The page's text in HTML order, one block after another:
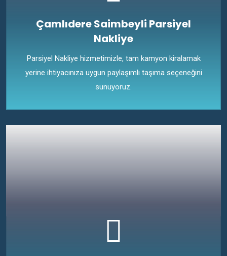
Çamlıdere Saimbeyli Parsiyel
Nakliye
Parsiyel Nakliye hizmetimizle, tam kamyon kiralamak
yerine ihtiyacınıza uygun paylaşımlı taşıma seçeneğini
sunuyoruz.